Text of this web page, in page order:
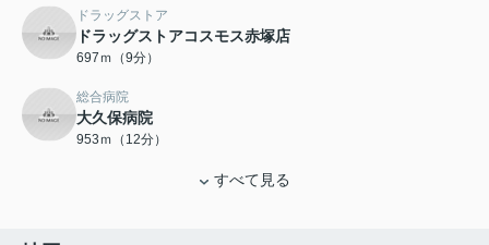
ドラッグストア
ドラッグストアコスモス赤塚店
697ｍ（9分）
総合病院
大久保病院
953ｍ（12分）
すべて見る